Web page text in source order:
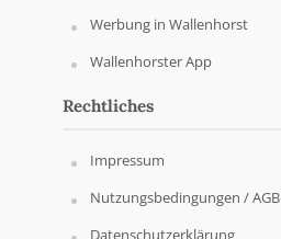
Werbung in Wallenhorst
Wallenhorster App
Rechtliches
Impressum
Nutzungsbedingungen / AGB
Datenschutzerklärung